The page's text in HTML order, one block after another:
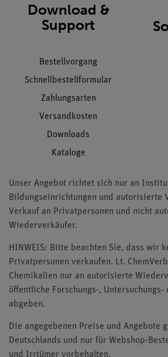
Download &
Support
Bestellvorgang
Schnellbestellformular
Zahlungsarten
Versandkosten
Downloads
Kataloge
Unser Angebot richtet sich nur an
Bildungseinrichtungen und autorisierte
Verkauf an Privatpersonen und nicht
Wiederverkäufer.
HINWEIS: Bitte beachten Sie, dass wir
Privatpersonen verkaufen. Lt.
Chemikalien nur an autorisierte
öffentliche Forschungs-, Untersuchungs-
abgeben.
Die angegebenen Preise und Angebote
Deutschlands und nur für Webshop-
und Irrtümer vorbehalten.